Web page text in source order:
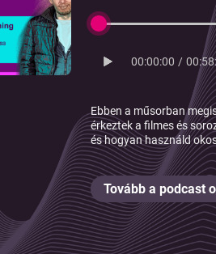
00:00:00 /
Ebben a műsorban
érkeztek a filmes és
és hogyan használd
Tovább a podcast